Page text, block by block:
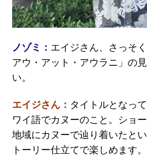
ノゾミ： エイジさん、さっそ
アウ・アット・アウラニ」の
い。
エイジさん： タイトルとなっ
ワイ語でカヌーのこと。ショ
地域にカヌーで辿り着いたと
トーリー仕立てで楽しめます